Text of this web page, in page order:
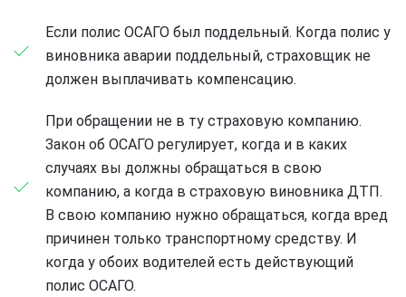
Если полис ОСАГО был поддельный. Когда полис у
виновника аварии поддельный, страховщик не
должен выплачивать компенсацию.
При обращении не в ту страховую компанию.
Закон об ОСАГО регулирует, когда и в каких
случаях вы должны обращаться в свою
компанию, а когда в страховую виновника ДТП.
В свою компанию нужно обращаться, когда вред
причинен только транспортному средству. И
когда у обоих водителей есть действующий
полис ОСАГО.